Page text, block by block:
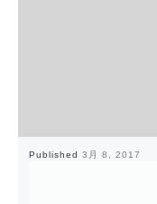
Published 3月 8, 2017